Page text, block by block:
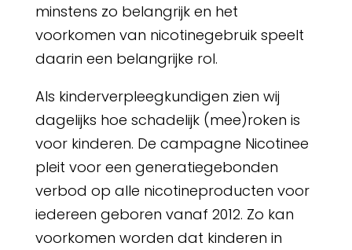
minstens zo belangrijk en het
voorkomen van nicotinegebruik speelt
daarin een belangrijke rol.
Als kinderverpleegkundigen zien wij
dagelijks hoe schadelijk (mee)roken is
voor kinderen. De campagne Nicotinee
pleit voor een generatiegebonden
verbod op alle nicotineproducten voor
iedereen geboren vanaf 2012. Zo kan
voorkomen worden dat kinderen in